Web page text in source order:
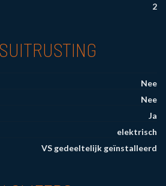
2
Nee
Nee
Ja
elektrisch
VS gedeeltelijk geïnstalleerd